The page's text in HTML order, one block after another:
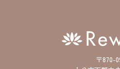
〒870-